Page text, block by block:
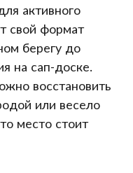
активного
свой формат
берегу до
на сап-доске.
восстановить
или весело
место стоит